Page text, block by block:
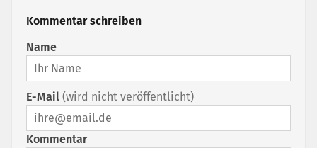
Kommentar schreiben
Name
E-Mail (wird nicht veröffentlicht)
Kommentar